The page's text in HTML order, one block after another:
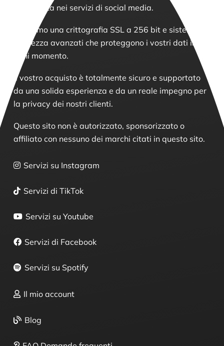
esperienza nei servizi di social media.
Abbiamo una crittografia SSL a 256 bit e sistemi di
sicurezza avanzati che proteggono i vostri dati in
ogni momento.
Il vostro acquisto è totalmente sicuro e supportato
da una solida esperienza e da un reale impegno per
la privacy dei nostri clienti.
Questo sito non è autorizzato, sponsorizzato o
affiliato con nessuno dei marchi citati in questo sito.
Servizi su Instagram
Servizi di TikTok
Servizi su Youtube
Servizi di Facebook
Servizi su Spotify
Il mio account
Blog